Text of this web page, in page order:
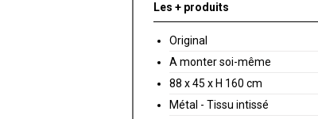
Les + produits
Original
A monter soi-même
88 x 45 x H 160 cm
Métal - Tissu intissé